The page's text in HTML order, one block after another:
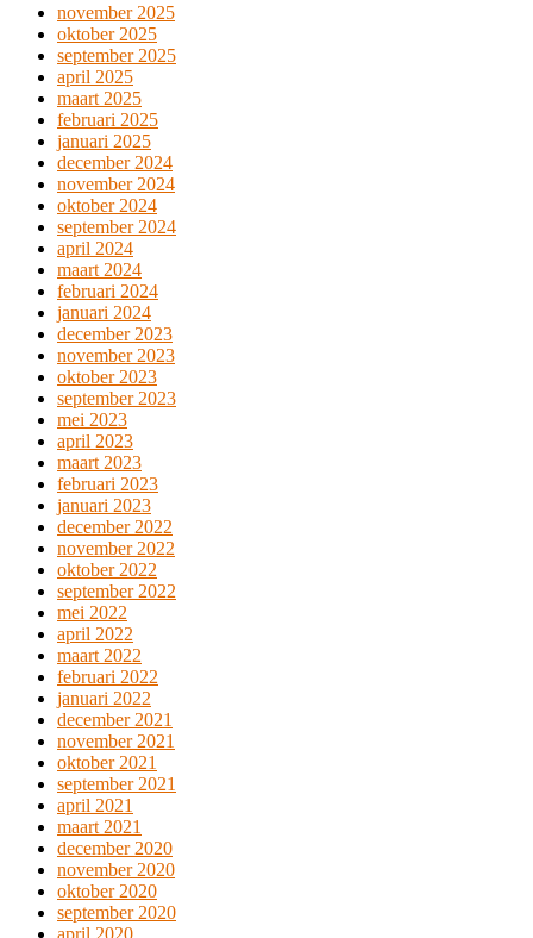
november 2025
oktober 2025
september 2025
april 2025
maart 2025
februari 2025
januari 2025
december 2024
november 2024
oktober 2024
september 2024
april 2024
maart 2024
februari 2024
januari 2024
december 2023
november 2023
oktober 2023
september 2023
mei 2023
april 2023
maart 2023
februari 2023
januari 2023
december 2022
november 2022
oktober 2022
september 2022
mei 2022
april 2022
maart 2022
februari 2022
januari 2022
december 2021
november 2021
oktober 2021
september 2021
april 2021
maart 2021
december 2020
november 2020
oktober 2020
september 2020
april 2020